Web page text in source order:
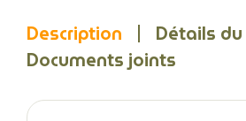
Description
Détails
Documents joints